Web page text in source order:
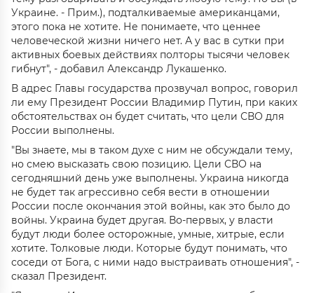
Украине. - Прим.), подталкиваемые американцами,
этого пока не хотите. Не понимаете, что ценнее
человеческой жизни ничего нет. А у вас в сутки при
активных боевых действиях полторы тысячи человек
гибнут", - добавил Александр Лукашенко.
В адрес Главы государства прозвучал вопрос, говорил
ли ему Президент России Владимир Путин, при каких
обстоятельствах он будет считать, что цели СВО для
России выполнены.
"Вы знаете, мы в таком духе с ним не обсуждали тему,
но смею высказать свою позицию. Цели СВО на
сегодняшний день уже выполнены. Украина никогда
не будет так агрессивно себя вести в отношении
России после окончания этой войны, как это было до
войны. Украина будет другая. Во-первых, у власти
будут люди более осторожные, умные, хитрые, если
хотите. Толковые люди. Которые будут понимать, что
соседи от Бога, с ними надо выстраивать отношения", -
сказал Президент.